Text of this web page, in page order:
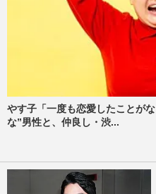
やす子「一度も恋愛したことが
な”男性と、仲良し・渋...